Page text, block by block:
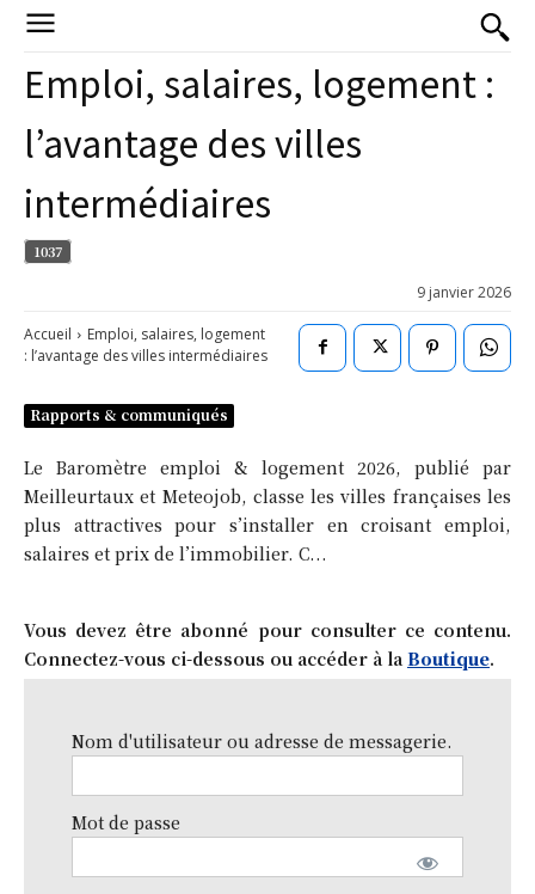
Emploi, salaires, logement :
l’avantage des villes
intermédiaires
1037
9 janvier 2026
Accueil
Emploi, salaires, logement
: l’avantage des villes intermédiaires
Rapports & communiqués
Le Baromètre emploi & logement 2026, publié par
Meilleurtaux et Meteojob, classe les villes françaises les
plus attractives pour s’installer en croisant emploi,
salaires et prix de l’immobilier. C...
Vous devez être abonné pour consulter ce contenu.
Connectez-vous ci-dessous ou accéder à la Boutique.
Nom d'utilisateur ou adresse de messagerie.
Mot de passe